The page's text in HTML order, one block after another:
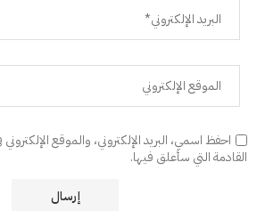
احفظ اسمي، البريد الإلكتروني، والموقع
القادمة التي سأعلق فيها.